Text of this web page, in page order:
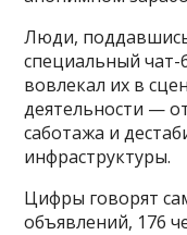
Люди,
специальный
вовлекал их в
деятельности —
саботажа и
инфраструктуры.
Цифры говорят
объявлений, 176